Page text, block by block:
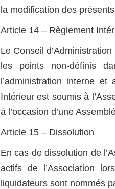
la modification des
Article 14 – Règlement
Le Conseil
les points non-définis
l’administration interne
Intérieur est soumis à
à l’occasion d’une
Article 15 – Dissolution
En cas de dissolution de
actifs de l’Association
liquidateurs sont nommés